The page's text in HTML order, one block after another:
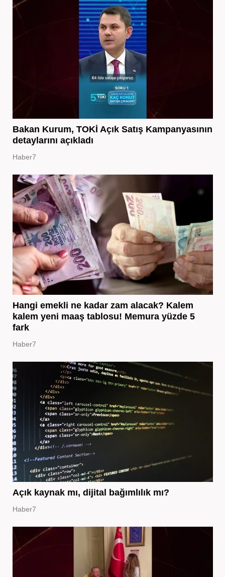
Bakan Kurum, TOKİ Açık Satış Kampanyasının
detaylarını açıkladı
Haber7
Hangi emekli ne kadar zam alacak? Kalem
kalem yeni maaş tablosu! Memura yüzde 5
fark
Haber7
Açık kaynak mı, dijital bağımlılık mı?
Haber7